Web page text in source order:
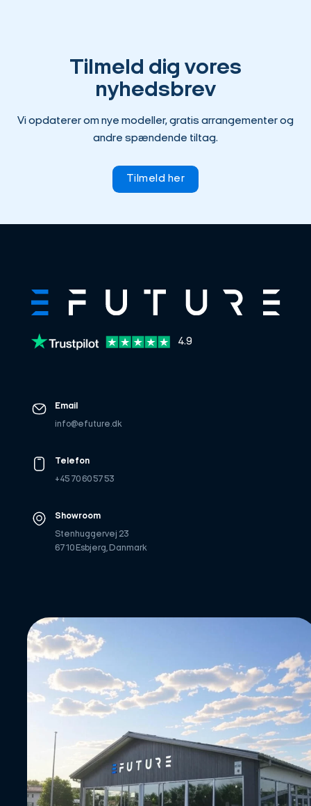
Tilmeld dig vores
nyhedsbrev
Vi opdaterer om nye modeller, gratis arrangementer og
andre spændende tiltag.
Tilmeld her
4.9
Email
info@efuture.dk
Telefon
+45 70 60 57 53
Showroom
Stenhuggervej 23
6710 Esbjerg, Danmark